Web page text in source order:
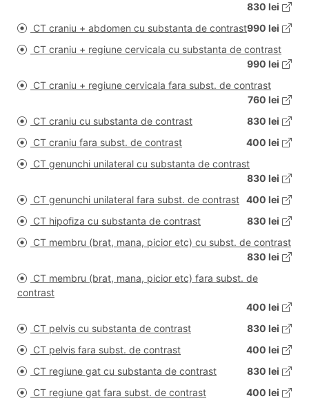
830 lei
CT craniu + abdomen cu substanta de contrast990 lei
CT craniu + regiune cervicala cu substanta de contrast
990 lei
CT craniu + regiune cervicala fara subst. de contrast
760 lei
CT craniu cu substanta de contrast
830 lei
CT craniu fara subst. de contrast
400 lei
CT genunchi unilateral cu substanta de contrast
830 lei
CT genunchi unilateral fara subst. de contrast 400 lei
CT hipofiza cu substanta de contrast
830 lei
CT membru (brat, mana, picior etc) cu subst. de contrast
830 lei
CT membru (brat, mana, picior etc) fara subst. de
contrast
400 lei
CT pelvis cu substanta de contrast
830 lei
CT pelvis fara subst. de contrast
400 lei
CT regiune gat cu substanta de contrast
830 lei
CT regiune gat fara subst. de contrast
400 lei